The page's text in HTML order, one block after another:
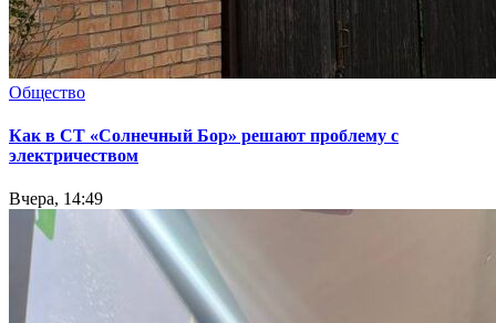
Общество
Как в СТ «Солнечный Бор» решают проблему с
электричеством
Вчера, 14:49